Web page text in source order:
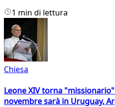
1 min di lettura
Chiesa
Leone XIV torna
novembre sarà in Uruguay,